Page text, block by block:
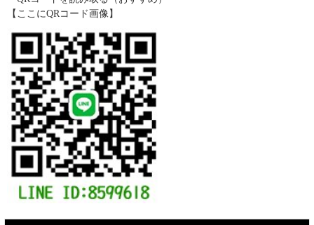
【ここにQRコード画像】